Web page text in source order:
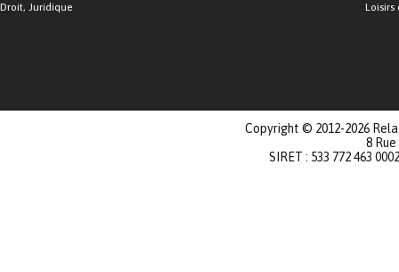
Droit, Juridique
Loisirs
Copyright © 2012-2026
8
SIRET : 533 772 463